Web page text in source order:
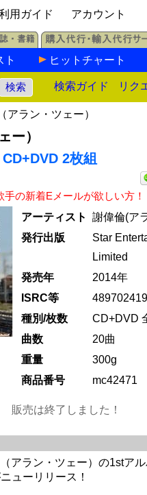
用ガイド アカウント
ト ヒットチャート
検索ガイド リク
アラン・ツェー）
ー）
2枚組
手の新着Eメールが欲しい方！
アーティスト
謝偉倫(ア
発行出版
Star
Limited
発売年
2014年
ISRC等
種別/枚数
CD+DVD
曲数
20曲
重量
300g
商品番号
mc42471
販売は終了しました！
アラン・ツェー）の1stア
ューリリース！